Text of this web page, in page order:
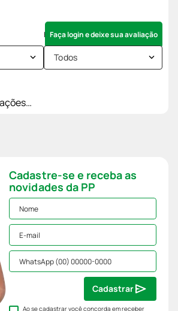
Faça login e deixe sua avaliação
Todos
Cadastre-se e receba as
novidades da PP
Ao se cadastrar você concorda em receber
Cadastrar